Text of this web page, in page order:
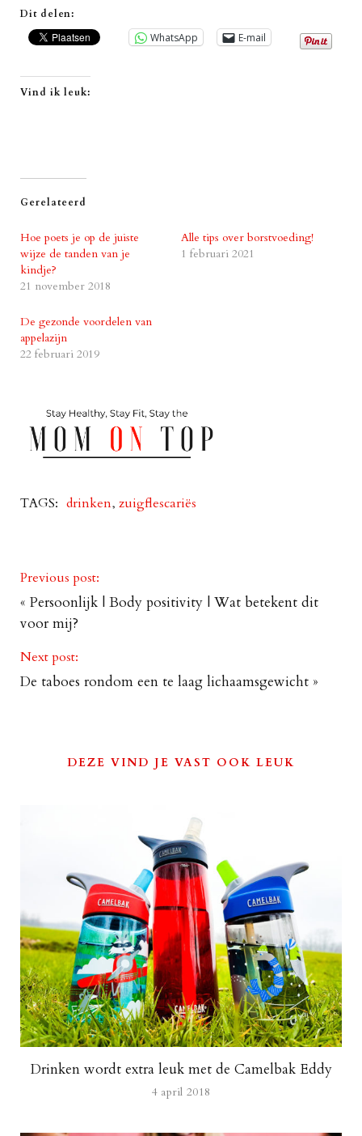
Dit delen:
WhatsApp E-mail
Vind ik leuk:
Gerelateerd
Hoe poets je op de juiste
wijze de tanden van je
kindje?
21 november 2018
Alle tips over borstvoeding!
1 februari 2021
De gezonde voordelen van
appelazijn
22 februari 2019
TAGS: drinken, zuigflescariës
Previous post:
« Persoonlijk | Body positivity | Wat betekent dit
voor mij?
Next post:
De taboes rondom een te laag lichaamsgewicht »
DEZE VIND JE VAST OOK LEUK
Drinken wordt extra leuk met de Camelbak Eddy
4 april 2018